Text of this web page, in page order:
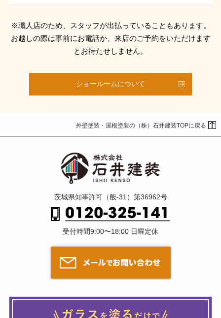
※職人店のため、スタッフが出払っていることもあります。
お越しの際は事前にお電話か、来店のご予約をいただけます
とお待たせしません。
ショールームについて
外壁塗装・屋根塗装の（株）石井建装TOPに戻る
茨城県知事許可（般-31）第36962号
受付時間9:00〜18:00 日曜定休